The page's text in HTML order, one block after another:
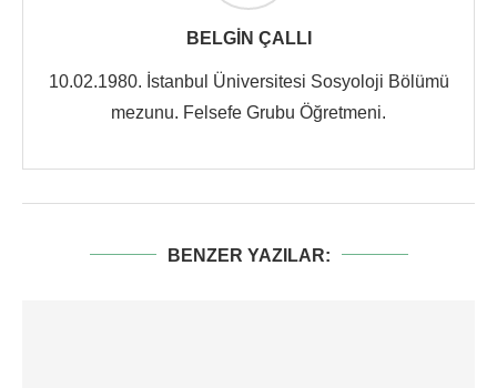
BELGIN ÇALLI
10.02.1980. İstanbul Üniversitesi Sosyoloji Bölümü
mezunu. Felsefe Grubu Öğretmeni.
BENZER YAZILAR: